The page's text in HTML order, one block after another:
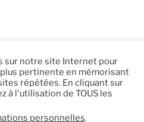
|Hébergement Eur’Net.|
sur notre site Internet pour
pertinente en mémorisant
répétées. En cliquant sur
à l'utilisation de TOUS les
personnelles.